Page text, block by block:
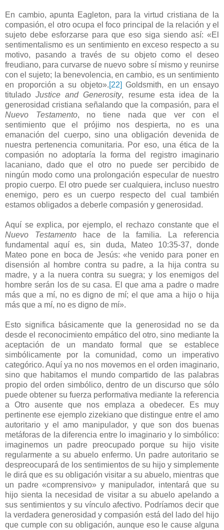
En cambio, apunta Eagleton, para la virtud cristiana de la
compasión, el otro ocupa el foco principal de la relación y el
sujeto debe esforzarse para que eso siga siendo así: «El
sentimentalismo es un sentimiento en exceso respecto a su
motivo, pasando a través de su objeto como el deseo
freudiano, para curvarse de nuevo sobre sí mismo y reunirse
con el sujeto; la benevolencia, en cambio, es un sentimiento
en proporción a su objeto».[22] Goldsmith, en un ensayo
tituladoJustice and Generosity, resume esta idea de la
generosidad cristiana señalando que la compasión, para el
Nuevo Testamento, no tiene nada que ver con el
sentimiento que el prójimo nos despierta, no es una
emanación del cuerpo, sino una obligación devenida de
nuestra pertenencia comunitaria. Por eso, una ética de la
compasión no adoptaría la forma del registro imaginario
lacaniano, dado que el otro no puede ser percibido de
ningún modo como una prolongación especular de nuestro
propio cuerpo. El otro puede ser cualquiera, incluso nuestro
enemigo, pero es un cuerpo respecto del cual también
estamos obligados a deberle compasión y generosidad.
Aquí se explica, por ejemplo, el rechazo constante que el
Nuevo Testamento hace de la familia. La referencia
fundamental aquí es, sin duda, Mateo 10:35-37, donde
Mateo pone en boca de Jesús: «he venido para poner en
disensión al hombre contra su padre, a la hija contra su
madre, y a la nuera contra su suegra; y los enemigos del
hombre serán los de su casa. El que ama a padre o madre
más que a mí, no es digno de mí; el que ama a hijo o hija
más que a mí, no es digno de mí».
Esto significa básicamente que la generosidad no se da
desde el reconocimiento empático del otro, sino mediante la
aceptación de un mandato formal que se establece
simbólicamente por la comunidad, como un imperativo
categórico. Aquí ya no nos movemos en el orden imaginario,
sino que habitamos el mundo compartido de las palabras
propio del orden simbólico, dentro de un discurso que sólo
puede obtener su fuerza performativa mediante la referencia
a Otro ausente que nos emplaza a obedecer. Es muy
pertinente ese ejemplo zizekiano que distingue entre el amo
autoritario y el amo manipulador, y que son dos buenas
metáforas de la diferencia entre lo imaginario y lo simbólico:
imaginemos un padre preocupado porque su hijo visite
regularmente a su abuelo enfermo. Un padre autoritario se
despreocupará de los sentimientos de su hijo y simplemente
le dirá que es su obligación visitar a su abuelo, mientras que
un padre «comprensivo» y manipulador, intentará que su
hijo sienta la necesidad de visitar a su abuelo apelando a
sus sentimientos y su vínculo afectivo. Podríamos decir que
la verdadera generosidad y compasión está del lado del hijo
que cumple con su obligación, aunque eso le cause alguna